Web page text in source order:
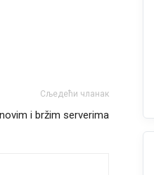
Сљедећи чланак
i bržim serverima